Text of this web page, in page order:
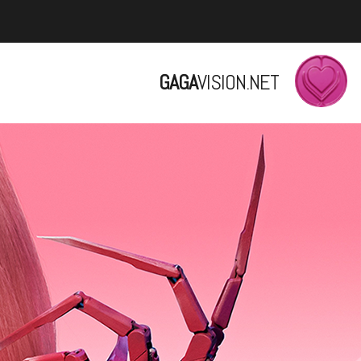
GAGAVISION.NET